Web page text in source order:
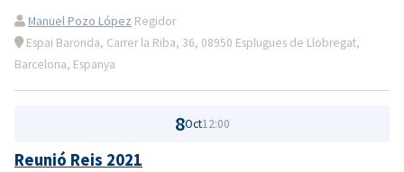
Manuel Pozo López Regidor
Espai Baronda, Carrer la Riba, 36, 08950 Esplugues de Llobregat,
Barcelona, Espanya
8Oct12:00
Reunió Reis 2021